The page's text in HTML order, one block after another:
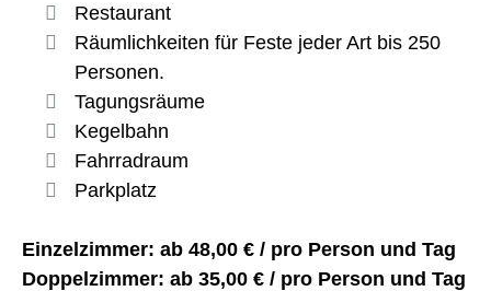
Restaurant
Räumlichkeiten für Feste jeder Art bis 250
Personen.
Tagungsräume
Kegelbahn
Fahrradraum
Parkplatz
Einzelzimmer: ab 48,00 € / pro Person und Tag
Doppelzimmer: ab 35,00 € / pro Person und Tag